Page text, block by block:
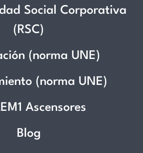
Social Corporativa
(RSC)
(norma UNE)
(norma UNE)
Ascensores
Blog